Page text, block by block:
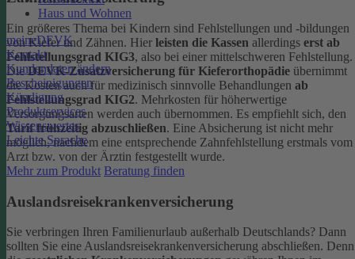
Haus und Wohnen
meineDEVK
Kontakt
Kundendaten ändern
Bescheinigungen
Kündigung
Produktservices
Wissenswertes
Leichte Sprache
Ein größeres Thema bei Kindern sind Fehlstellungen und -bildungen
von Kiefer und Zähnen. Hier leisten die Kassen allerdings erst ab
Fehlstellungsgrad KIG3, also bei einer mittelschweren Fehlstellung.
DieDEVK-Zusatzversicherung für Kieferorthopädie übernimmt
die Kosten auch für medizinisch sinnvolle Behandlungen ab
Fehlstellungsgrad KIG2. Mehrkosten für höherwertige
Versorgungsarten werden auch übernommen. Es empfiehlt sich, den
Tarif frühzeitig abzuschließen. Eine Absicherung ist nicht mehr
möglich, nachdem eine entsprechende Zahnfehlstellung erstmals vom
Arzt bzw. von der Ärztin festgestellt wurde.
Mehr zum Produkt Beratung finden
Auslandsreisekrankenversicherung
Sie verbringen Ihren Familienurlaub außerhalb Deutschlands? Dann
sollten Sie eine Auslandsreisekrankenversicherung abschließen. Denn